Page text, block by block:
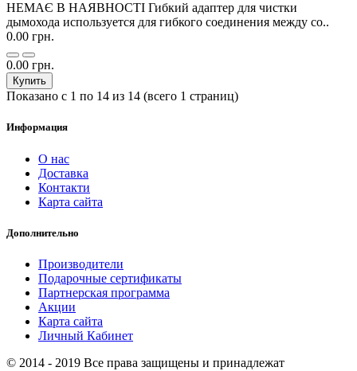
НЕМАЄ В НАЯВНОСТІ Гибкий адаптер для чистки
дымохода используется для гибкого соединения между со..
0.00 грн.
0.00 грн.
Купить
Показано с 1 по 14 из 14 (всего 1 страниц)
Информация
О нас
Доставка
Контакти
Карта сайта
Дополнительно
Производители
Подарочные сертификаты
Партнерская программа
Акции
Карта сайта
Личный Кабинет
© 2014 - 2019 Все права защищены и принадлежат